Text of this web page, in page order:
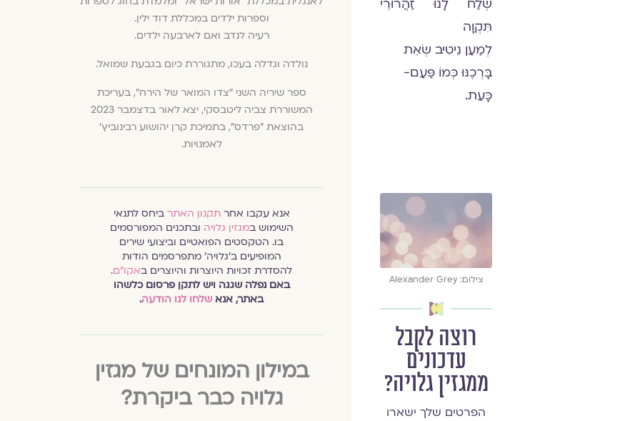
שְׁלַח לָנוּ זַהֲרוּרֵי
תִּקְוָה
לְמַעַן נֵיטִיב שְׂאֵת
בָּרְכֶנּוּ כְּמוֹ פַּעַם-
כָּעֵת.
צילום: Alexander Grey
רוצה לקבל
עדכונים
ממגזין גלויה?
הפרטים שלך ישארו
וספרות ילדים במכללת דוד ילין.
רעיה לנדב ואם לארבעה ילדים.
נולדה וגדלה בעכו, מתגוררת כיום בגבעת שמואל.
ספר שיריה השני "צדו המואר של הירח", בעריכת
המשוררת צביה ליטבסקי, יצא לאור בדצמבר 2023
בהוצאת "פרדס", בתמיכת קרן יהושוע רבינוביץ'
לאמנויות.
אנא עקבו אחרתקנון האתר ביחס לתנאי
השימוש במגזין גלויה ובתכנים המפורסמים
בו. הטקסטים הפואטיים וביצועי שירים
המופיעים ב׳גלויה׳ מתפרסמים הודות
להסדרת זכויות היוצרות והיוצרים באקו״ם.
באם נפלה שגגה ויש לתקן פרסום כלשהו
באתר, אנא שלחו לנו הודעה.
במילון המונחים של מגזין
גלויה כבר ביקרת?